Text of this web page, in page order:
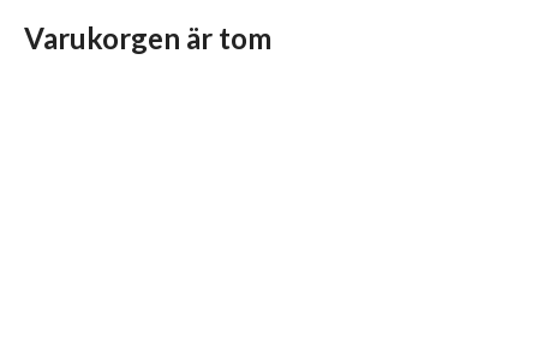
Varukorgen är tom